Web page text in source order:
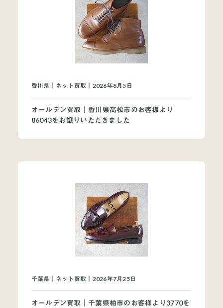
香川県｜ネット買取｜2026年8月5日
オールデン買取｜香川県高松市のお客様より
86043をお譲りいただきました
千葉県｜ネット買取｜2026年7月25日
オールデン買取｜千葉県柏市のお客様より3770を